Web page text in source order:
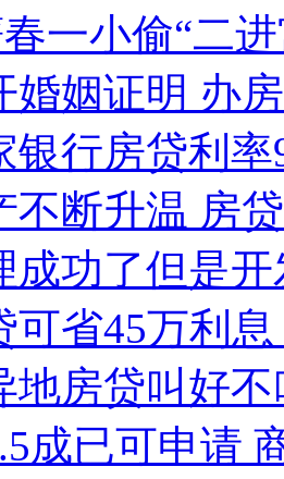
一小偷“二
婚姻证明 办
银行房贷利
不断升温 房
成功了但是
可省45万利
地房贷叫好不
成已可申请